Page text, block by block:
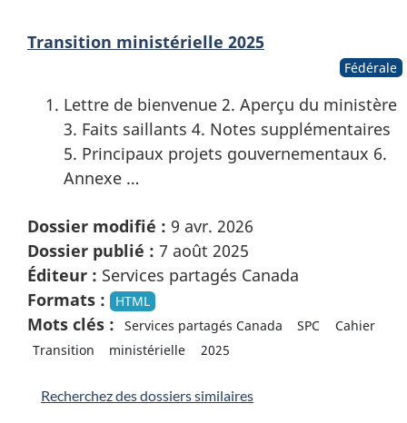
Transition ministérielle 2025
Fédérale
Lettre de bienvenue 2. Aperçu du ministère
3. Faits saillants 4. Notes supplémentaires
5. Principaux projets gouvernementaux 6.
Annexe …
Dossier modifié : 9 avr. 2026
Dossier publié : 7 août 2025
Éditeur : Services partagés Canada
Formats :
HTML
Mots clés : Services partagés Canada SPC
Cahier
Transition
ministérielle 2025
Recherchez des dossiers similaires